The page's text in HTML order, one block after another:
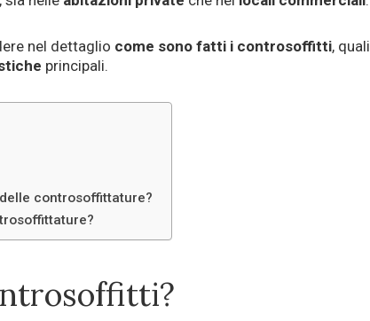
nel dettaglio come sono fatti i controsoffitti, quali
principali.
controsoffittature?